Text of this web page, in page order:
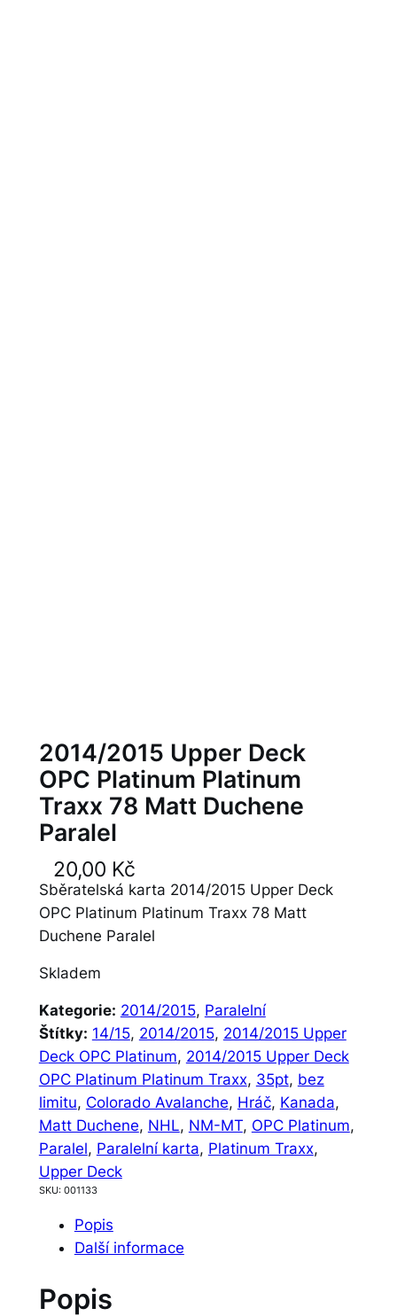
2014/2015 Upper Deck
OPC Platinum Platinum
Traxx 78 Matt Duchene
Paralel
20,00 Kč
Sběratelská karta 2014/2015 Upper Deck
OPC Platinum Platinum Traxx 78 Matt
Duchene Paralel
Skladem
Kategorie: 2014/2015, Paralelní
Štítky: 14/15, 2014/2015, 2014/2015 Upper
Deck OPC Platinum, 2014/2015 Upper Deck
OPC Platinum Platinum Traxx, 35pt, bez
limitu, Colorado Avalanche, Hráč, Kanada
Matt Duchene, NHL, NM-MT, OPC Platinum
Paralel, Paralelní karta, Platinum Traxx
Upper Deck
SKU: 001133
Popis
Další informace
Popis